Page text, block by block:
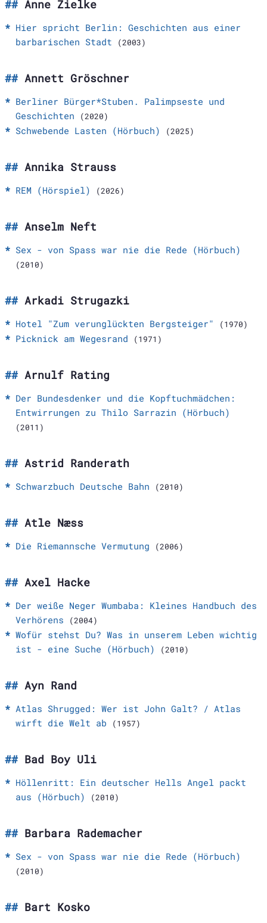
Anne Zielke
Hier spricht Berlin: Geschichten aus einer
barbarischen Stadt
(2003)
Annett Gröschner
Berliner Bürger*Stuben. Palimpseste und
Geschichten
(2020)
Schwebende Lasten (Hörbuch) (2025)
Annika Strauss
REM (Hörspiel) (2026)
Anselm Neft
Sex - von Spass war nie die Rede (Hörbuch)
(2010)
Arkadi Strugazki
Hotel "Zum verunglückten Bergsteiger" (1970)
Picknick am Wegesrand (1971)
Arnulf Rating
Der Bundesdenker und die Kopftuchmädchen:
Entwirrungen zu Thilo Sarrazin (Hörbuch)
(2011)
Astrid Randerath
Schwarzbuch Deutsche Bahn (2010)
Atle Næss
Die Riemannsche Vermutung (2006)
Axel Hacke
Der weiße Neger Wumbaba: Kleines Handbuch des
Verhörens
(2004)
Wofür stehst Du? Was in unserem Leben wichtig
ist - eine Suche (Hörbuch)
(2010)
Ayn Rand
Atlas Shrugged: Wer ist John Galt? / Atlas
wirft die Welt ab
(1957)
Bad Boy Uli
Höllenritt: Ein deutscher Hells Angel packt
aus (Hörbuch)
(2010)
Barbara Rademacher
Sex - von Spass war nie die Rede (Hörbuch)
(2010)
Bart Kosko